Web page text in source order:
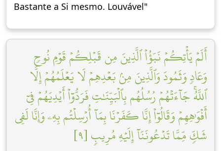
Bastante a Si mesmo. Louvável"
أَلَمۡ يَأۡتِكُمۡ نَبَؤُاْ ٱلَّذِينَ مِن قَبۡلِكُمۡ قَوۡمِ نُوحٖ
وَعَادٖ وَثَمُودَ وَٱلَّذِينَ مِنۢ بَعۡدِهِمۡ لَا يَعۡلَمُهُمۡ إِلَّا
ٱللَّهُۚ جَآءَتۡهُمۡ رُسُلُهُم بِٱلۡبَيِّنَٰتِ فَرَدُّوٓاْ أَيۡدِيَهُمۡ فِيٓ
أَفۡوَٰهِهِمۡ وَقَالُوٓاْ إِنَّا كَفَرۡنَا بِمَآ أُرۡسِلۡتُم بِهِۦ وَإِنَّا لَفِي
شَكّٖ مِّمَّا تَدۡعُونَنَآ إِلَيۡهِ مُرِيبٖ [٩]